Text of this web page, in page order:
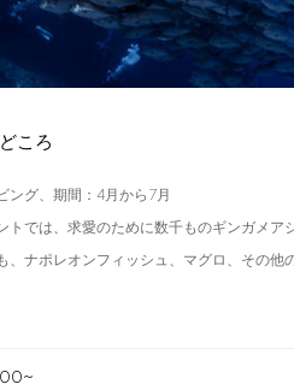
ころ
ング、期間：4月から7月
トでは、求愛のために数千ものギンガメ
、ナポレオンフィッシュ、マグロ、その他